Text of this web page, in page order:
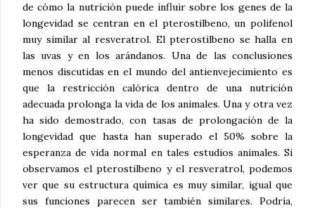
de cómo la nutrición puede influir sobre los genes de la
longevidad se centran en el pterostilbeno, un polifenol
muy similar al resveratrol. El pterostilbeno se halla en
las uvas y en los arándanos. Una de las conclusiones
menos discutidas en el mundo del antienvejecimiento es
que la restricción calórica dentro de una nutrición
adecuada prolonga la vida de los animales. Una y otra vez
ha sido demostrado, con tasas de prolongación de la
longevidad que hasta han superado el 50% sobre la
esperanza de vida normal en tales estudios animales. Si
observamos el pterostilbeno y el resveratrol, podemos
ver que su estructura química es muy similar, igual que
sus funciones parecen ser también similares. Podría,